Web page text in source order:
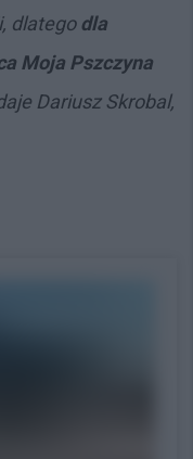
dlatego dla
Moja Pszczyna
Dariusz Skrobal,